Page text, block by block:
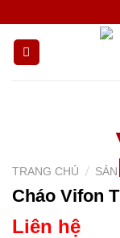
dung
TRANG CHỦ /
Cháo Vifon
Liên hệ